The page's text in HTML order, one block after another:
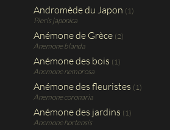
Andromède du Japon (1)
Pieris japonica
Anémone de Grèce (2)
Anemone blanda
Anémone des bois (1)
Anemone nemorosa
Anémone des fleuristes (1)
Anemone coronaria
Anémone des jardins (1)
Anemone hortensis